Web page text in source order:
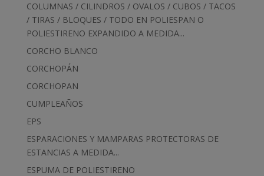
COLUMNAS / CILINDROS / OVALOS / CUBOS / TACOS
/ TIRAS / BLOQUES / TODO EN POLIESPAN O
POLIESTIRENO EXPANDIDO A MEDIDA...
CORCHO BLANCO
CORCHOPÁN
CORCHOPAN
CUMPLEAÑOS
EPS
ESPARACIONES Y MAMPARAS PROTECTORAS DE
ESTANCIAS A MEDIDA...
ESPUMA DE POLIESTIRENO